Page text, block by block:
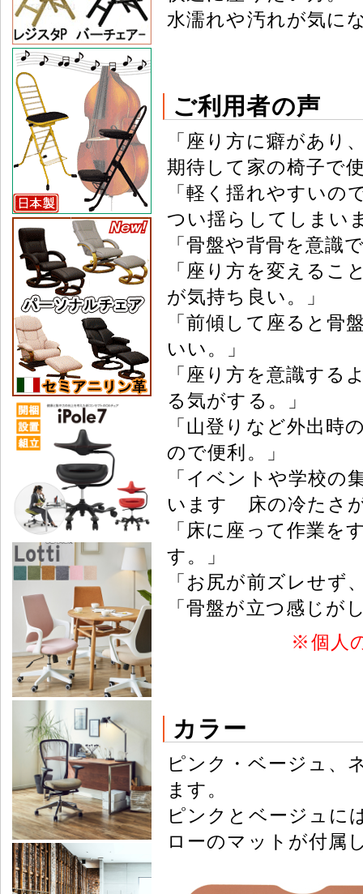
水濡れや汚れが気に
ご利用者の声
「座り方に癖があり
期待して家の椅子で
「軽く揺れやすい
つい揺らしてしまい
「骨盤や背骨を意識
「座り方を変えるこ
が気持ち良い。」
「前傾して座ると骨
いい。」
「座り方を意識する
る気がする。」
「山登りなど外出時
ので便利。」
「イベントや学校の
います 床の冷たさ
「床に座って作業
す。」
「お尻が前ズレせず
「骨盤が立つ感じが
※個人
カラー
ピンク・ベージュ、
ます。
ピンクとベージュに
ローのマットが付属